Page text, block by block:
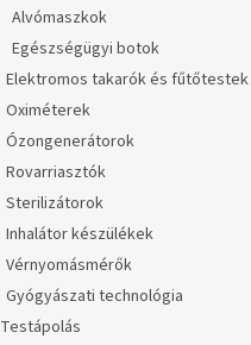
Alvómaszkok
Egészségügyi botok
Elektromos takarók és fűtőtestek
Oximéterek
Ózongenerátorok
Rovarriasztók
Sterilizátorok
Inhalátor készülékek
Vérnyomásmérők
Gyógyászati technológia
Testápolás